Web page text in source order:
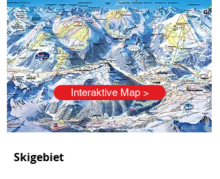
Interaktive Map >
Skigebiet